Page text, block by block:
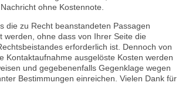
ohne Kostennote.
die zu Recht beanstandeten Passagen
werden, ohne dass von Ihrer Seite die
erforderlich ist. Dennoch von
Kontaktaufnahme ausgelöste Kosten werden
und gegebenenfalls Gegenklage wegen
Bestimmungen einreichen. Vielen Dank für